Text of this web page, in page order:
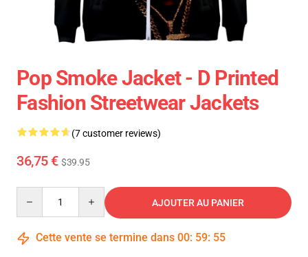
Pop Smoke Jacket - D Printed
Fashion Streetwear Jackets
(7 customer reviews)
36,75 € $39.95
AJOUTER AU PANIER
Cette vente se termine dans 00: 59: 54